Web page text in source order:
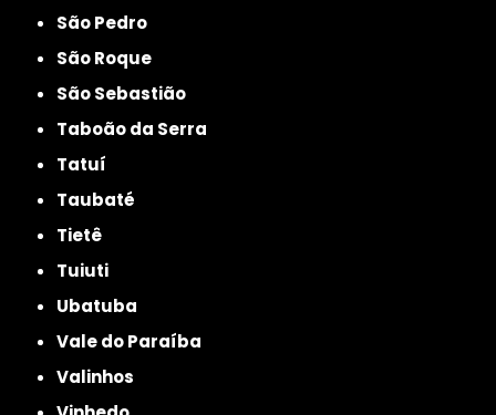
São Pedro
São Roque
São Sebastião
Taboão da Serra
Tatuí
Taubaté
Tietê
Tuiuti
Ubatuba
Vale do Paraíba
Valinhos